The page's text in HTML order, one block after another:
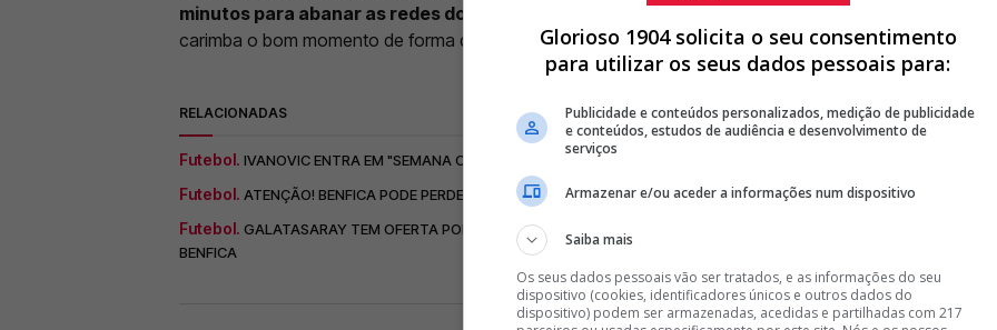
minutos para abanar as redes do Moreirense em duas ocasiões distintas. O feito
carimba o bom momento de forma que o atleta tem vivido.
RELACIONADAS
Futebol. IVANOVIC ENTRA EM "SEMANA CRÍTICA" PARA DEFINIR SAÍDA DO BENFICA
Futebol. ATENÇÃO! BENFICA PODE PERDER 3 PONTAS DE LANÇA NESTE VERÃO
Futebol. GALATASARAY TEM OFERTA POR IVANOVIC; SAIBA OS VALORES DA PROPOSTA A RECEBER PELO
BENFICA
< >
Glorioso 1904 solicita o seu consentimento
para utilizar os seus dados pessoais para:
Publicidade e conteúdos personalizados, medição de publicidade
e conteúdos, estudos de audiência e desenvolvimento de
serviços
Armazenar e/ou aceder a informações num dispositivo
Saiba mais
Os seus dados pessoais vão ser tratados, e as informações do seu
dispositivo (cookies, identificadores únicos e outros dados do
dispositivo) podem ser armazenadas, acedidas e partilhadas com 217